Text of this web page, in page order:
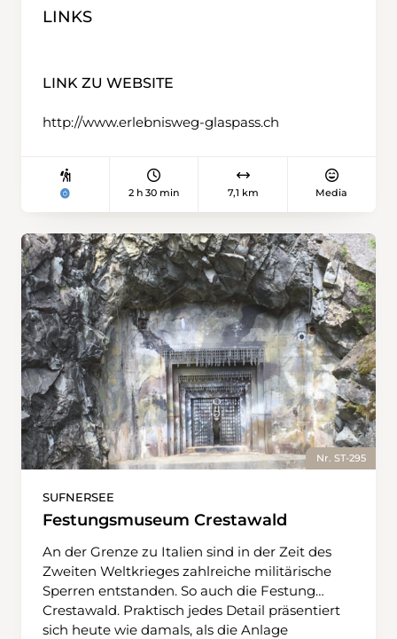
LINKS
LINK ZU WEBSITE
http://www.erlebnisweg-glaspass.ch
2 h 30 min 7,1 km Media
Nr. ST-295
SUFNERSEE
Festungsmuseum Crestawald
An der Grenze zu Italien sind in der Zeit des
Zweiten Weltkrieges zahlreiche militärische
Sperren entstanden. So auch die Festung
Crestawald. Praktisch jedes Detail präsentiert
sich heute wie damals, als die Anlage